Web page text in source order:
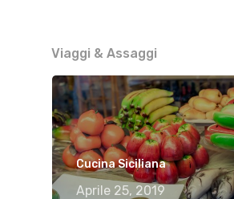
Viaggi & Assaggi
Cucina Siciliana
Aprile 25, 2019